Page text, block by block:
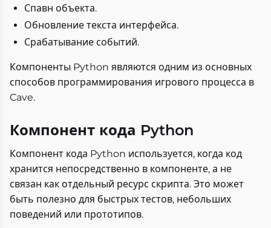
Спавн объекта.
Обновление текста интерфейса.
Срабатывание событий.
Компоненты Python являются одним из основных
способов программирования игрового процесса в
Cave.
Компонент кода Python
Компонент кода Python используется, когда код
хранится непосредственно в компоненте, а не
связан как отдельный ресурс скрипта. Это может
быть полезно для быстрых тестов, небольших
поведений или прототипов.